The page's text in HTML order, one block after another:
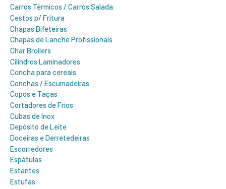
Carros Térmicos / Carros Salada
Cestos p/ Fritura
Chapas Bifeteiras
Chapas de Lanche Profissionais
Char Broilers
Cilindros Laminadores
Concha para cereais
Conchas / Escumadeiras
Copos e Taças
Cortadores de Frios
Cubas de Inox
Depósito de Leite
Doceiras e Derretedeiras
Escorredores
Espátulas
Estantes
Estufas